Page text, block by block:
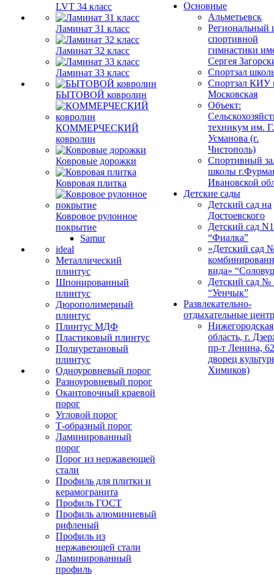
LVT 34 класс
Ламинат 31 класс
Ламинат 32 класс
Ламинат 33 класс
БЫТОВОЙ ковролин
КОММЕРЧЕСКИЙ
ковролин
Ковровые дорожки
Ковровая плитка
Ковровое рулонное
покрытие
Samur
ideal
Металлический
плинтус
Шпонированный
плинтус
Дюрополимерный
плинтус
Плинтус МДФ
Пластиковый плинтус
Полиуретановый
плинтус
Одноуровневый порог
Разноуровневый порог
Окантовочный краевой
порог
Угловой порог
Т-образный порог
Ламинированный
порог
Порог из нержавеющей
стали
Профиль для плитки и
керамогранита
Профиль ГОСТ
Профиль алюминиевый
рифленый
Профиль из
нержавеющей стали
Ламинированный
профиль
Основные
Альметьевск
Региональный
спортивной
гимнастики
Сергея
Спортзал
Спортзал КИУ
Московская
Объект:
техникум им.
Усманова (г.
Чистополь)
Спортивный
школы
Ивановской
Детские сады
Детский сад на
Достоевского
Детский сад
“Фиалка”
«Детский сад
вида»
Детский сад №
“Уенчык”
Развлекательно-
отдыхательные
Нижегородская
область, г.
пр-т Ленина,
дворец
Химиков)